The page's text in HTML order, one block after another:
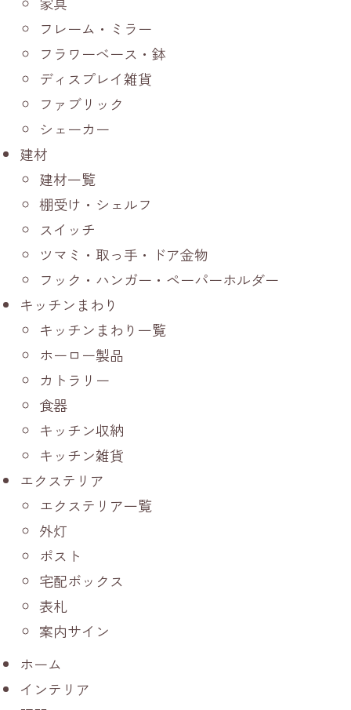
フレーム・ミラー
フラワーベース・鉢
ディスプレイ雑貨
ファブリック
シェーカー
建材
建材一覧
棚受け・シェルフ
スイッチ
ツマミ・取っ手・ドア金物
フック・ハンガー・ペーパーホルダー
キッチンまわり
キッチンまわり一覧
ホーロー製品
カトラリー
食器
キッチン収納
キッチン雑貨
エクステリア
エクステリア一覧
外灯
ポスト
宅配ボックス
表札
案内サイン
ホーム
インテリア